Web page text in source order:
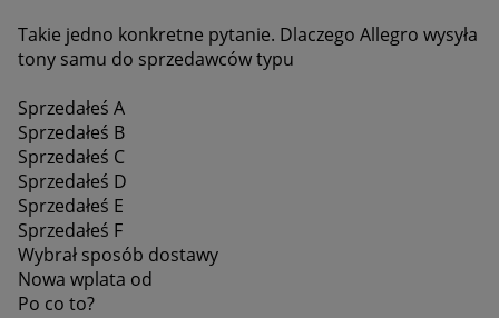
Takie jedno konkretne pytanie. Dlaczego Allegro wysyła
tony samu do sprzedawców typu
Sprzedałeś A
Sprzedałeś B
Sprzedałeś C
Sprzedałeś D
Sprzedałeś E
Sprzedałeś F
Wybrał sposób dostawy
Nowa wplata od
Po co to?